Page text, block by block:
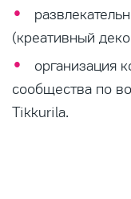
(креативный
организация
сообщества по
Tikkurila.